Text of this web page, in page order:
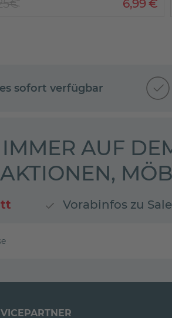
6,99€
sofort verfügbar
IMMER AUF
Vorabinfos zu